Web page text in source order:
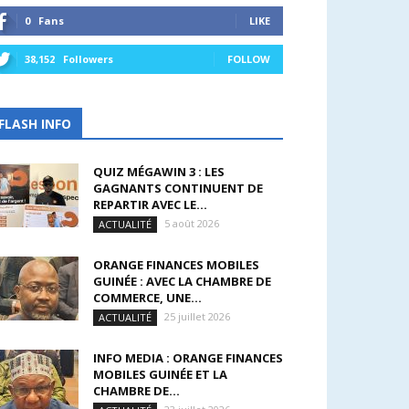
0 Fans LIKE
38,152 Followers FOLLOW
INFO
QUIZ MÉGAWIN 3 : LES
GAGNANTS CONTINUENT DE
REPARTIR AVEC LE...
ACTUALITÉ 5 août 2026
ORANGE FINANCES MOBILES
GUINÉE : AVEC LA CHAMBRE DE
COMMERCE, UNE...
ACTUALITÉ 25 juillet 2026
INFO MEDIA : ORANGE FINANCES
MOBILES GUINÉE ET LA
CHAMBRE DE...